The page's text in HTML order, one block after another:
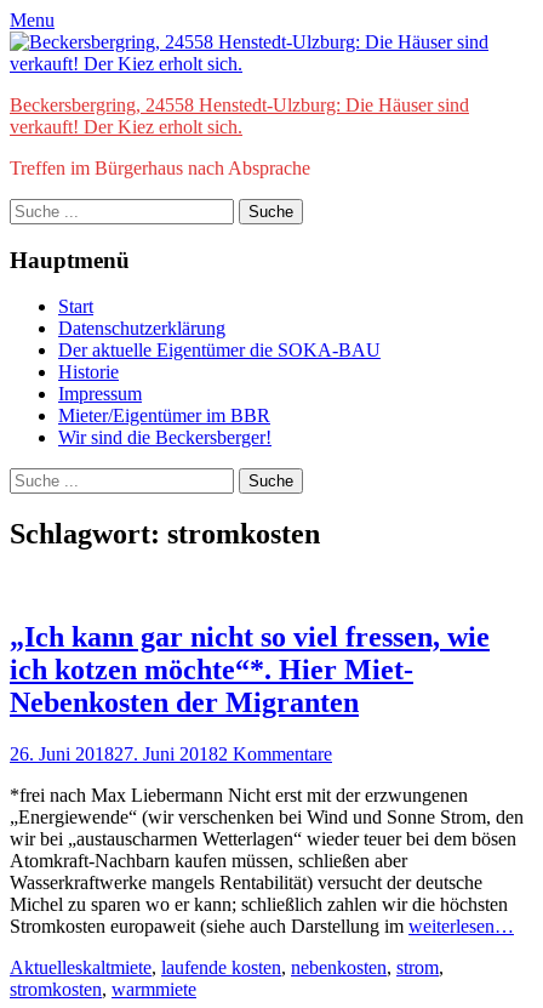
Zum
Inhalt
springen
Facebook
E-
Mail
Menu
Beckersbergring, 24558 Henstedt-Ulzburg: Die Häuser sind
verkauft! Der Kiez erholt sich.
Treffen im Bürgerhaus nach Absprache
Suche
nach:
Hauptmenü
Start
Datenschutzerklärung
Der aktuelle Eigentümer die SOKA-BAU
Historie
Impressum
Mieter/Eigentümer im BBR
Wir sind die Beckersberger!
bei
der
Suche
Suche
nach:
Schlagwort: stromkosten
„Ich kann gar nicht so viel fressen, wie
ich kotzen möchte“*. Hier Miet-
Nebenkosten der Migranten
Posted
26. Juni 201827. Juni 20182 Kommentare
*frei nach Max Liebermann Nicht erst mit der erzwungenen
„Energiewende“ (wir verschenken bei Wind und Sonne Strom, den
wir bei „austauscharmen Wetterlagen“ wieder teuer bei dem bösen
Atomkraft-Nachbarn kaufen müssen, schließen aber
Wasserkraftwerke mangels Rentabilität) versucht der deutsche
Michel zu sparen wo er kann; schließlich zahlen wir die höchsten
Stromkosten europaweit (siehe auch Darstellung im weiterlesen…
Kategorien
AktuellesSchlagworte
kaltmiete, laufende kosten, nebenkosten, strom,
stromkosten, warmmiete